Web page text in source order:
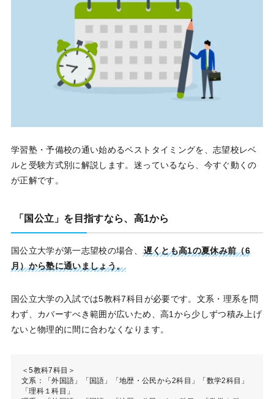
学習塾・予備校の通い始めるベストタイミングを、志望校レベ
ルと受験方式別に解説します。迷っているなら、今すぐ動くの
が正解です。
「国公立」を目指すなら、高1から
国公立大学が第一志望校の場合、遅くとも高1の夏休み前（6
月）から塾に通いましょう。
国公立大学の入試では5教科7科目が必要です。文系・理系を問
わず、カバーすべき範囲が広いため、高1から少しずつ積み上げ
ないと物理的に間に合わなくなります。
＜5教科7科目＞
文系：「外国語」「国語」「地歴・公民から2科目」「数学2科目」
「理科１科目」